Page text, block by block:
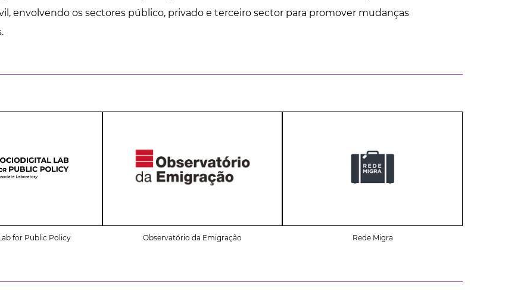
envolvendo os sectores público, privado e terceiro sector para promover mudanças
for Public Policy Observatório da Emigração Rede Migra